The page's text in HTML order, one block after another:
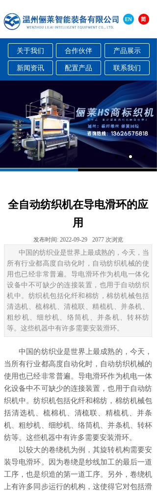
配置产品
产品展示
新闻资讯 联系我们
合作伙伴
关于我们
全自动纺织机在导电滑环的应
用
发布时间: 2022-09-29 2077 次浏览
中国的纺织业是世界上最成熟的，今天，当
所有行业都高度自动化时，自动纺织机械的使
用也已经非常普遍。导电滑环作为机电一体化
设备中不可缺少的连接装置，也用于自动纺织
机中。纺织机包括化纤和棉纺，棉纺机械包括
清选机、梳棉机、清梳联、精梳机、并条机、
粗纱机、细纱机、络筒机、并条机、转杯纺
等。这些机器中有许多需要安装滑环。
中国的纺织业是世界上最成熟的，今天，
当所有行业都高度自动化时，自动纺织机械的
使用也已经非常普遍。导电滑环作为机电一体
化设备中不可缺少的连接装置，也用于自动纺
织机中。纺织机包括化纤和棉纺，棉纺机械包
括清选机、梳棉机、清梳联、精梳机、并条
机、粗纱机、细纱机、络筒机、并条机、转杯
纺等。这些机器中有许多需要安装滑环。
以较大的卷绕机为例，其旋转机构需要安
装导电滑环。因为卷绕是纱线加工的最后一道
工序，也是织造的第一道工序。另外，卷绕机
上有许多同步运行的机构，这使得它对包括滑